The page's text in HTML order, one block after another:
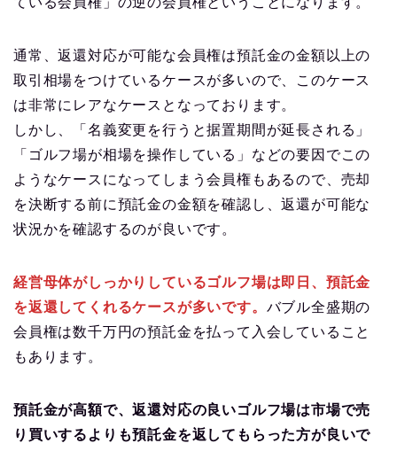
通常、返還対応が可能な会員権は預託金の金額以上の
取引相場をつけているケースが多いので、このケース
は非常にレアなケースとなっております。
しかし、「名義変更を行うと据置期間が延長される」
「ゴルフ場が相場を操作している」などの要因でこの
ようなケースになってしまう会員権もあるので、売却
を決断する前に預託金の金額を確認し、返還が可能な
状況かを確認するのが良いです。
経営母体がしっかりしているゴルフ場は即日、預託金
を返還してくれるケースが多いです。 バブル全盛期の
会員権は数千万円の預託金を払って入会していること
もあります。
預託金が高額で、返還対応の良いゴルフ場は市場で売
り買いするよりも預託金を返してもらった方が良いで